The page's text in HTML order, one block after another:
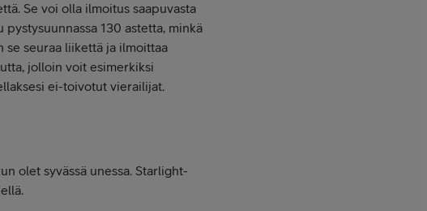
Se voi olla ilmoitus saapuvasta
130 astetta, minkä
se seuraa liikettä ja ilmoittaa
jolloin voit esimerkiksi
ei-toivotut vierailijat.
olet syvässä unessa. Starlight-